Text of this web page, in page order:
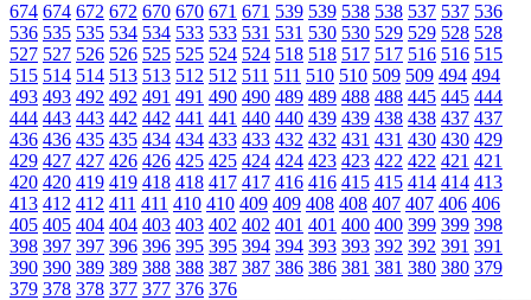
674 674 672 672 670 670 671 671 539 539 538 538 537 537 536
536 535 535 534 534 533 533 531 531 530 530 529 529 528 528
527 527 526 526 525 525 524 524 518 518 517 517 516 516 515
515 514 514 513 513 512 512 511 511 510 510 509 509 494 494
493 493 492 492 491 491 490 490 489 489 488 488 445 445 444
444 443 443 442 442 441 441 440 440 439 439 438 438 437 437
436 436 435 435 434 434 433 433 432 432 431 431 430 430 429
429 427 427 426 426 425 425 424 424 423 423 422 422 421 421
420 420 419 419 418 418 417 417 416 416 415 415 414 414 413
413 412 412 411 411 410 410 409 409 408 408 407 407 406 406
405 405 404 404 403 403 402 402 401 401 400 400 399 399 398
398 397 397 396 396 395 395 394 394 393 393 392 392 391 391
390 390 389 389 388 388 387 387 386 386 381 381 380 380 379
379 378 378 377 377 376 376